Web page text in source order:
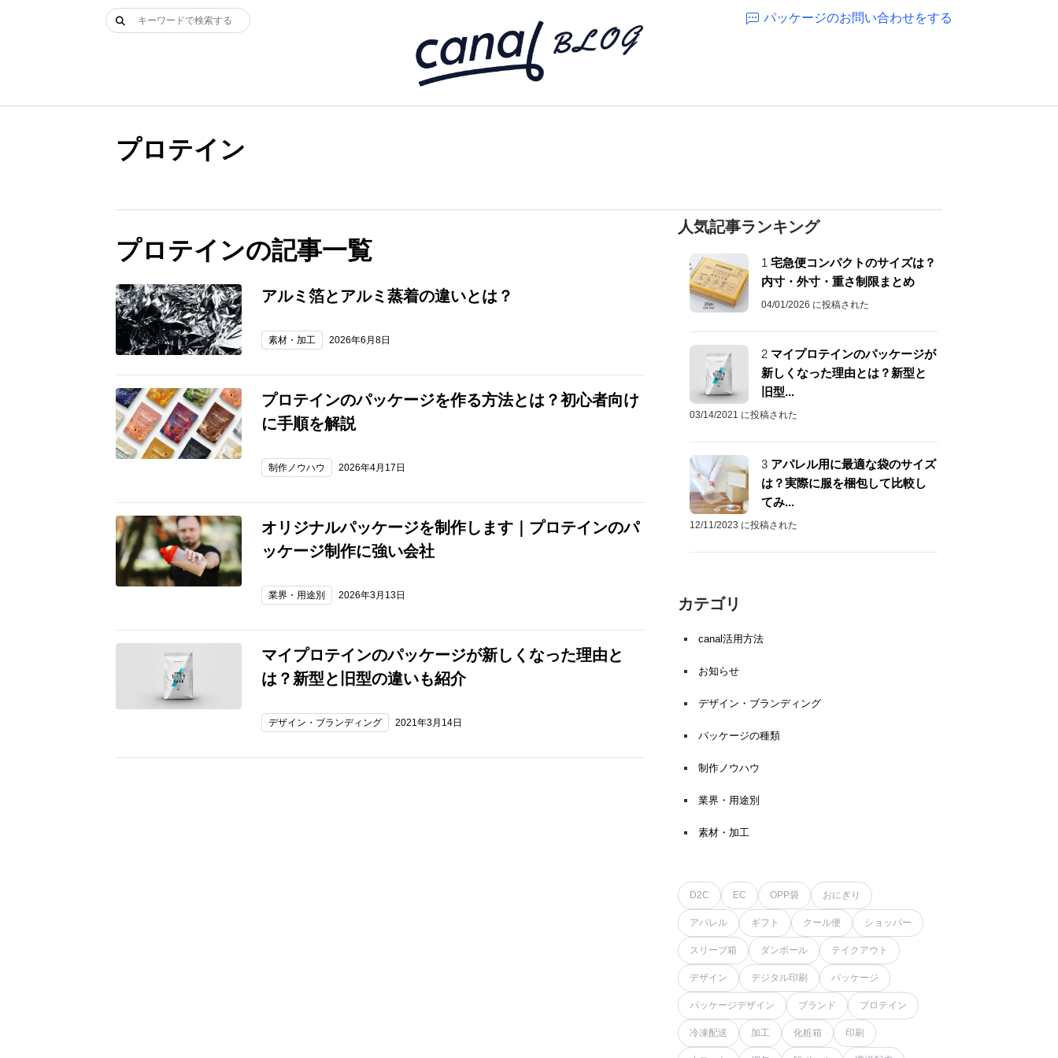
検
パッケージのお問い合わせをする
プロテイン
プロテインの記事一覧
アルミ箔とアルミ蒸着の違いとは？
素材・加工 2026年6月8日
プロテインのパッケージを作る方法とは？初心者向け
に手順を解説
制作ノウハウ 2026年4月17日
オリジナルパッケージを制作します｜プロテインのパ
ッケージ制作に強い会社
業界・用途別 2026年3月13日
マイプロテインのパッケージが新しくなった理由と
は？新型と旧型の違いも紹介
デザイン・ブランディング 2021年3月14日
人気記事ランキング
1 宅急便コンパクトのサイズは？
内寸・外寸・重さ制限まとめ
04/01/2026 に投稿された
2 マイプロテインのパッケージが
新しくなった理由とは？新型と
旧型...
03/14/2021 に投稿された
3 アパレル用に最適な袋のサイズ
は？実際に服を梱包して比較し
てみ...
12/11/2023 に投稿された
カテゴリ
canal活用方法
お知らせ
デザイン・ブランディング
パッケージの種類
制作ノウハウ
業界・用途別
素材・加工
D2C EC OPP袋 おにぎり
アパレル ギフト クール便 ショッパー
スリーブ箱 ダンボール テイクアウト
デザイン デジタル印刷 パッケージ
パッケージデザイン ブランド プロテイン
冷凍配送 加工 化粧箱 印刷